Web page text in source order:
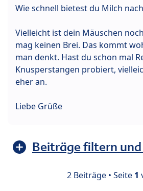
Wie schnell bietest du Milch
Vielleicht ist dein Mäuschen
mag keinen Brei. Das kommt
man denkt. Hast du schon mal
Knusperstangen probiert,
eher an.
Liebe Grüße
Beiträge filtern
2 Beiträge • Seite 1